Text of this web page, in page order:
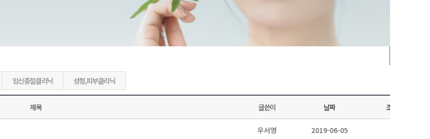
임신중절클리닉 성형,피부클리닉
제목 글쓴이 날짜 조회
우서영 2019-06-05